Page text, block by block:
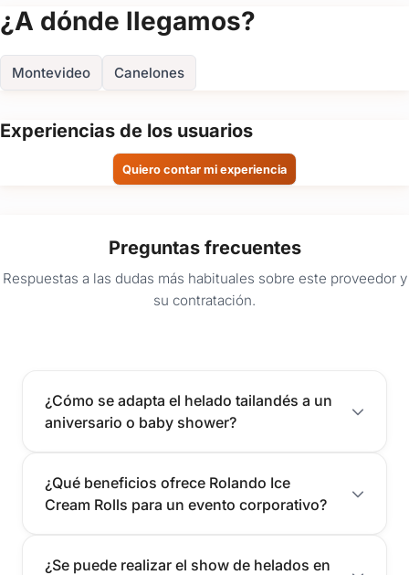
FOTOS
¿A dónde llegamos?
Montevideo Canelones
Experiencias de los usuarios
Quiero contar mi experiencia
Preguntas frecuentes
Respuestas a las dudas más habituales sobre este proveedor y
su contratación.
¿Cómo se adapta el helado tailandés a un
aniversario o baby shower?
¿Qué beneficios ofrece Rolando Ice
Cream Rolls para un evento corporativo?
¿Se puede realizar el show de helados en